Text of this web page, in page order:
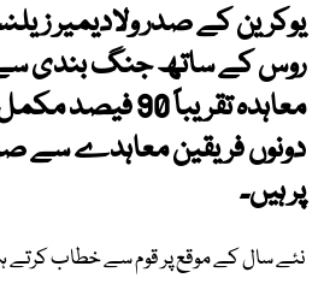
یوکرین کے صدر ولادیمیر
روس کے ساتھ جنگ بندی
معاہدہ تقریباً 90
پر ہیں۔
نئے سال کے موقع پر قوم سے خطاب